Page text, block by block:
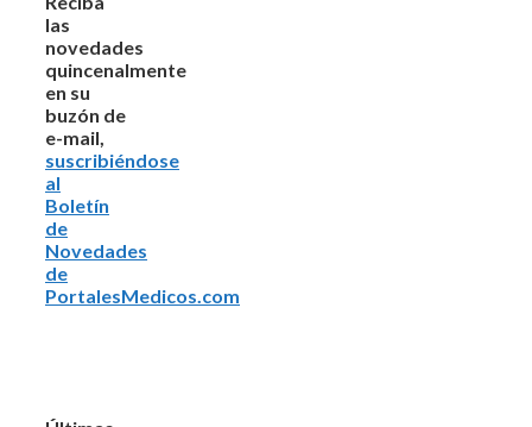
las
novedades
quincenalmente
en su
buzón de
e-mail,
suscribiéndose
al
Boletín
de
Novedades
de
PortalesMedicos.com